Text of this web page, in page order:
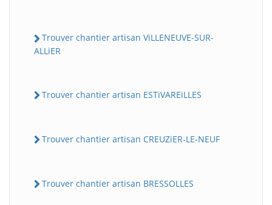
Trouver chantier artisan ViLLENEUVE-SUR-
ALLiER
Trouver chantier artisan ESTiVAREiLLES
Trouver chantier artisan CREUZiER-LE-NEUF
Trouver chantier artisan BRESSOLLES